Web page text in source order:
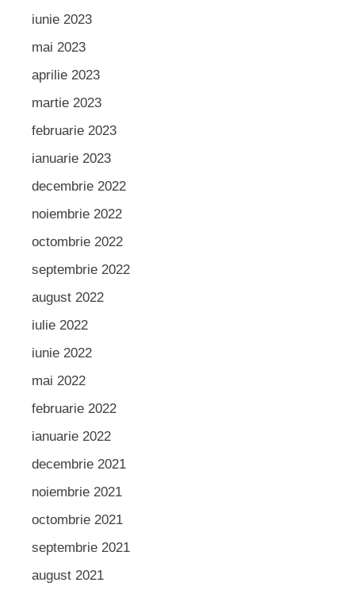
iunie 2023
mai 2023
aprilie 2023
martie 2023
februarie 2023
ianuarie 2023
decembrie 2022
noiembrie 2022
octombrie 2022
septembrie 2022
august 2022
iulie 2022
iunie 2022
mai 2022
februarie 2022
ianuarie 2022
decembrie 2021
noiembrie 2021
octombrie 2021
septembrie 2021
august 2021